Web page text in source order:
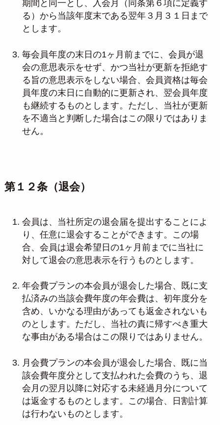
期間と同一とし、入会月（同条第６項に定義す
る）から当該年度末である翌年３月３１日まで
とします。
毎会員年度の末日の1ヶ月前までに、会員が退
会の意思表示をせず、かつ当社が更新を拒絶す
る旨の意思表示をしない場合、会員資格は毎会
員年度の末日に自動的に更新され、翌会員年度
も継続するものとします。ただし、当社が更新
を不適当と判断した場合はこの限りではありま
せん。
第１２条（退会）
会員は、当社所定の退会届を提出することによ
り、任意に退会することができます。この場
合、会員は退会希望日の1ヶ月前までに当社に
対して退会の意思表示を行うものとします。
年会費プランの本会員が退会した場合、既に支
払済みの当該会費年度の年会費は、初年度分を
含め、いかなる理由があっても返金されないも
のとします。ただし、当社の責に帰すべき重大
な事由がある場合はこの限りではありません。
月会費プランの本会員が退会した場合、既に当
該会費年度分として支払われた会費のうち、退
会月の翌月以降に対応する未経過月分について
は返金するものとします。この場合、日割計算
は行わないものとします。